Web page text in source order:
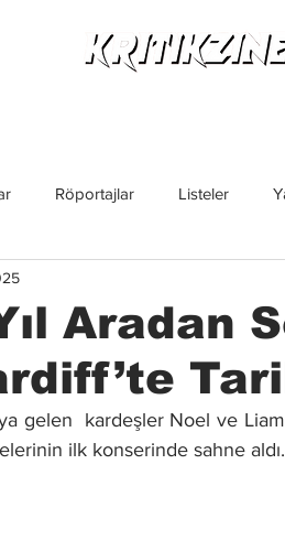
Röportajlar Listeler
Aradan
gelen  kardeşler Noel ve
ilk konserinde sahne aldı.